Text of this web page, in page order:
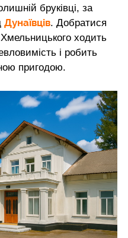
бруківці, за
Дунаївців. Добратися
ходить
і робить
пригодою.